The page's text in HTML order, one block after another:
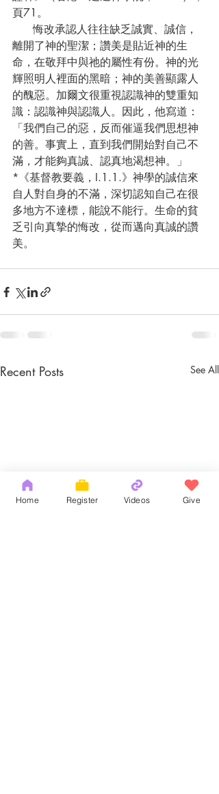
頁71。
      悔改承認人往往缺乏誠實、誠信，
離開了神的聖潔；讚美是貼近神的生
命，在敬拜中與祂的屬性有份。神的光
輝照明人裡面的黑暗；神的美善顯露人
的醜惡。加爾文很重視認識神的雙重知
識：認識神與認識人。因此，他寫道：
「我們自己的惡，反而催逼我們思想神
的善。事實上，直到我們開始對自己不
滿，才能夠真誠、認真地渴想神。」
*《基督教要義，I.1.1.》神學的誠信來
自人對自身的不滿，深切認知自己在很
多地方不達標，能說不能行。生命的貧
乏引向真摯的悔改，從而邁向真誠的讚
美。
Recent Posts See All
Home Register Videos Give